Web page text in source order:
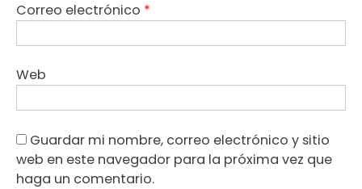
Correo electrónico *
Web
Guardar mi nombre, correo electrónico y sitio
web en este navegador para la próxima vez que
haga un comentario.